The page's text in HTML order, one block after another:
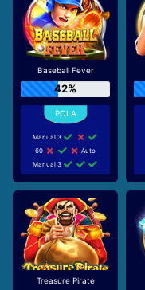
Baseball Fever
42%
Manual 3
60
Auto
Manual 3
Treasure Pirate